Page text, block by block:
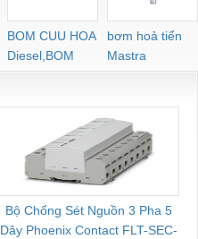
BOM CUU HOA
Diesel,BOM
CHUA CHAY
bơm hoả tiển
Mastra
Bộ Chống Sét Nguồn 3 Pha 5
Dây Phoenix Contact FLT-SEC-